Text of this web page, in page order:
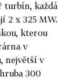
turbín, každá
2 x 325 MW.
kterou
v
největší v
300